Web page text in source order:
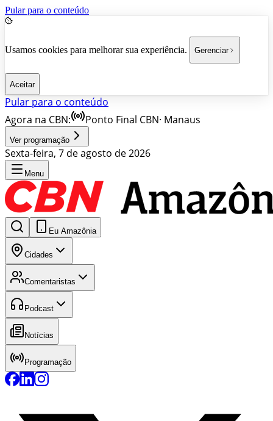
Pular para o conteúdo
Usamos cookies para melhorar sua experiência. Gerenciar
Aceitar
Pular para o conteúdo
Agora na CBN:
Ponto Final CBN· Manaus
Ver programação
Sexta-feira, 7 de agosto de 2026
Menu
Eu Amazônia
Cidades
Comentaristas
Podcast
Notícias
Programação